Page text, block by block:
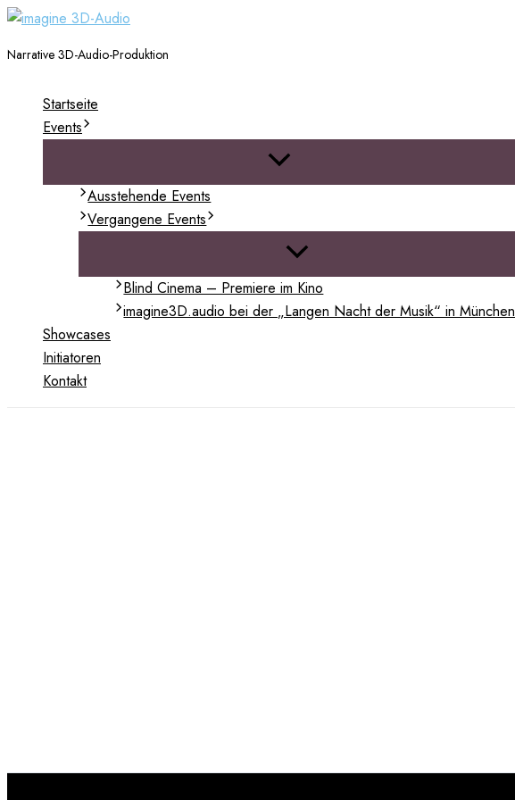
Zum
springen
Narrative 3D-Audio-Produktion
Startseite
Events
Menü
umschalten
Ausstehende Events
Vergangene Events
Menü
umschalten
Blind Cinema – Premiere im Kino
imagine3D.audio bei der „Langen Nacht der Musik“ in München
Showcases
Initiatoren
Kontakt